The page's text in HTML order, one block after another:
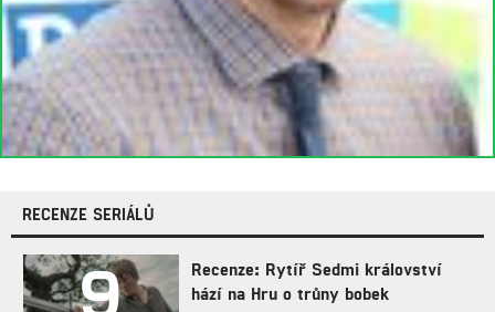
RECENZE SERIÁLŮ
9
Recenze: Rytíř Sedmi království
hází na Hru o trůny bobek